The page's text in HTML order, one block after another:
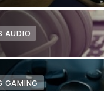
AUDIO
GAMING